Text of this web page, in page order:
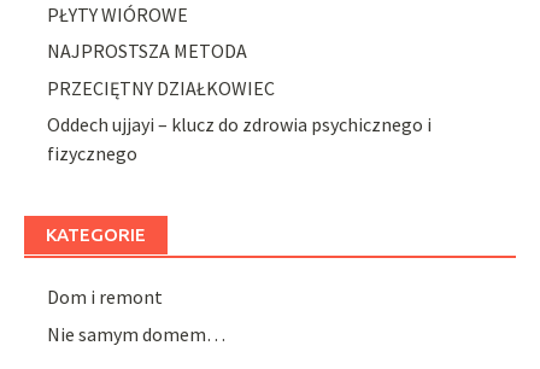
PŁYTY WIÓROWE
NAJPROSTSZA METODA
PRZECIĘTNY DZIAŁKOWIEC
Oddech ujjayi – klucz do zdrowia psychicznego i
fizycznego
KATEGORIE
Dom i remont
Nie samym domem…